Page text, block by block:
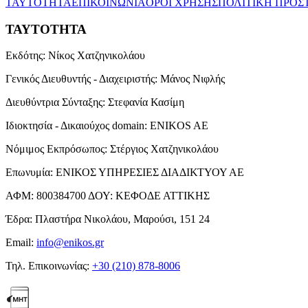
ΤΑΥΤΟΤΗΤΑΕΠΙΚΟΙΝΩΝΙΑΟΡΟΙ ΧΡΗΣΗΣΠΟΛΙΤΙΚΗ
ΤΑΥΤΟΤΗΤΑ
Εκδότης: Νίκος Χατζηνικολάου
Γενικός Διευθυντής - Διαχειριστής: Μάνος Νιφλής
Διευθύντρια Σύνταξης: Στεφανία Κασίμη
Ιδιοκτησία - Δικαιούχος domain: ENIKOS AE
Νόμιμος Εκπρόσωπος: Στέργιος Χατζηνικολάου
Επωνυμία: ΕΝΙΚΟΣ ΥΠΗΡΕΣΙΕΣ ΔΙΑΔΙΚΤΥΟΥ ΑΕ
ΑΦΜ: 800384700ΔΟΥ: ΚΕΦΟΔΕ ΑΤΤΙΚΗΣ
Έδρα: Πλαστήρα Νικολάου, Μαρούσι, 151 24
Email: info@enikos.gr
Τηλ. Επικοινωνίας: +30 (210) 878-8006